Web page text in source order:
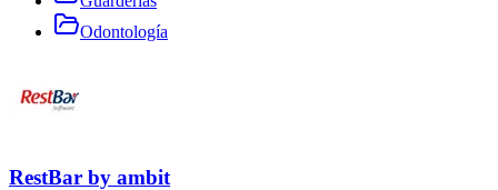
Odontología
RestBar by ambit